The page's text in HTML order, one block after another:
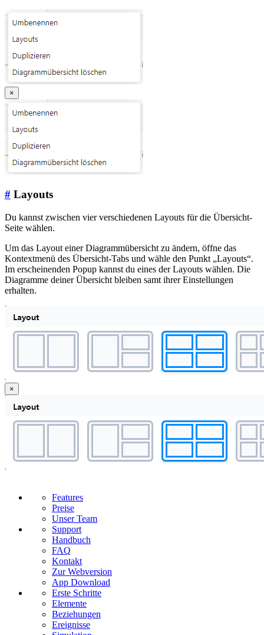
×
# Layouts
Du kannst zwischen vier verschiedenen Layouts für die Übersicht-
Seite wählen.
Um das Layout einer Diagrammübersicht zu ändern, öffne das
Kontextmenü des Übersicht-Tabs und wähle den Punkt „Layouts“.
Im erscheinenden Popup kannst du eines der Layouts wählen. Die
Diagramme deiner Übersicht bleiben samt ihrer Einstellungen
erhalten.
×
Features
Preise
Unser Team
Support
Handbuch
FAQ
Kontakt
Zur Webversion
App Download
Erste Schritte
Elemente
Beziehungen
Ereignisse